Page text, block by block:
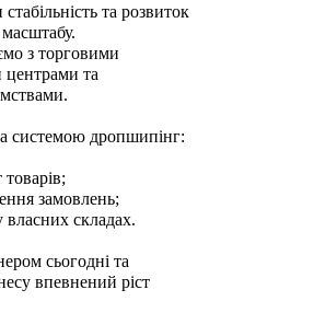
та розвиток
масштабу.
з торговими
та
системою дропшипінг:
замовлень;
власних складах.
сьогодні та
впевнений ріст